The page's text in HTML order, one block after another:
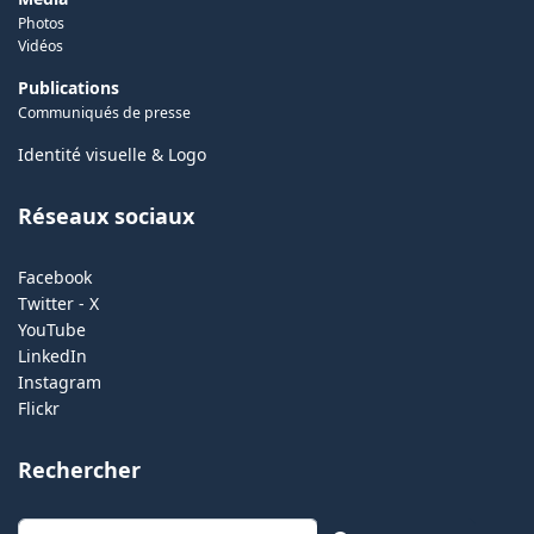
Photos
Vidéos
Publications
Communiqués de presse
Identité visuelle & Logo
Réseaux sociaux
Facebook
Twitter - X
YouTube
LinkedIn
Instagram
Flickr
Rechercher